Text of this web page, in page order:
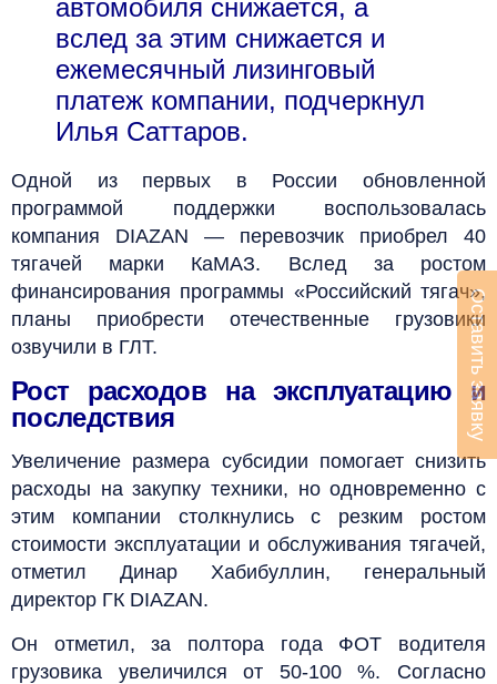
автомобиля снижается, а
вслед за этим снижается и
ежемесячный лизинговый
платеж компании, подчеркнул
Илья Саттаров.
Одной из первых в России обновленной
программой поддержки воспользовалась
компания DIAZAN — перевозчик приобрел 40
тягачей марки КаМАЗ. Вслед за ростом
финансирования программы «Российский тягач»,
планы приобрести отечественные грузовики
озвучили в ГЛТ.
Рост расходов на эксплуатацию и
последствия
Увеличение размера субсидии помогает снизить
расходы на закупку техники, но одновременно с
этим компании столкнулись с резким ростом
стоимости эксплуатации и обслуживания тягачей,
отметил Динар Хабибуллин, генеральный
директор ГК DIAZAN.
Он отметил, за полтора года ФОТ водителя
грузовика увеличился от 50-100 %. Согласно
Оставить заявку